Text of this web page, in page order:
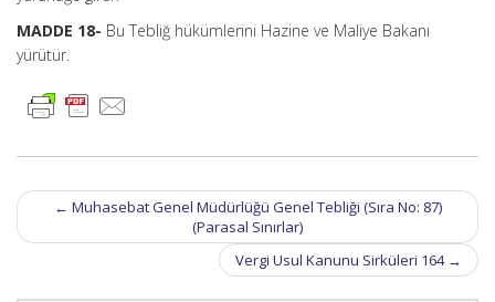
MADDE 18- Bu Tebliğ hükümlerini Hazine ve Maliye Bakanı
yürütür.
Post
navigation
← Muhasebat Genel Müdürlüğü Genel Tebliği (Sıra No: 87)
(Parasal Sınırlar)
Vergi Usul Kanunu Sirküleri 164 →